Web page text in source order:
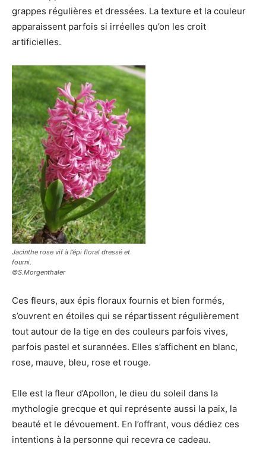
grappes régulières et dressées. La texture et la couleur
apparaissent parfois si irréelles qu’on les croit
artificielles.
Jacinthe rose vif à l’épi floral dressé et
fourni.
©S.Morgenthaler
Ces fleurs, aux épis floraux fournis et bien formés,
s’ouvrent en étoiles qui se répartissent régulièrement
tout autour de la tige en des couleurs parfois vives,
parfois pastel et surannées. Elles s’affichent en blanc,
rose, mauve, bleu, rose et rouge.
Elle est la fleur d’Apollon, le dieu du soleil dans la
mythologie grecque et qui représente aussi la paix, la
beauté et le dévouement. En l’offrant, vous dédiez ces
intentions à la personne qui recevra ce cadeau.